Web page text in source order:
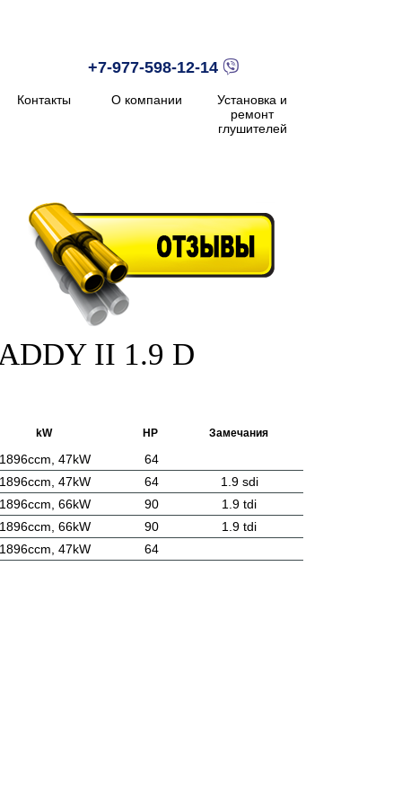
+7-977-598-12-14
Контакты О компании
Установка и
ремонт
глушителей
II 1.9 D
kW HP Замечания
1896ccm, 47kW
64
1896ccm, 47kW 64
1.9 sdi
1896ccm, 66kW 90
1.9 tdi
1896ccm, 66kW 90
1.9 tdi
1896ccm, 47kW 64